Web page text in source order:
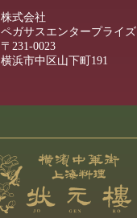
株式会社
ペガサスエンタープライズ
〒231-0023
横浜市中区山下町191